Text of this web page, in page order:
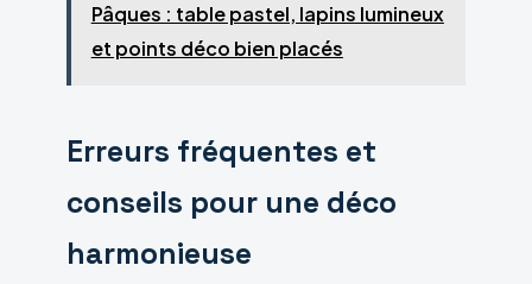
Pâques : table pastel, lapins lumineux
et points déco bien placés
Erreurs fréquentes et
conseils pour une déco
harmonieuse